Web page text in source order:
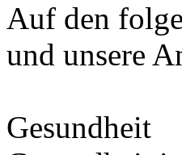
Auf den
und unsere
Gesundheit